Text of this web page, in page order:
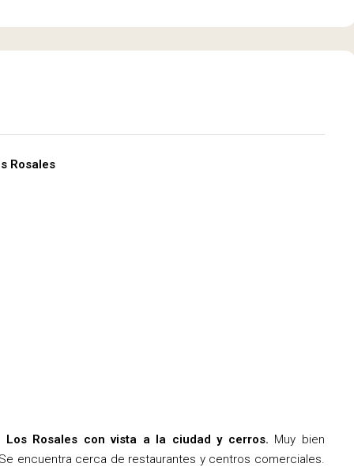
Rosales
Rosales con vista a la ciudad y cerros. Muy bien
encuentra cerca de restaurantes y centros comerciales.